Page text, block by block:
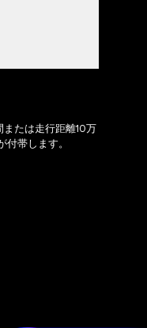
たは走行距離10万
付帯します。